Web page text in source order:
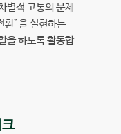
별적 고통의 문제
환”을 실현하는
을 하도록 활동합